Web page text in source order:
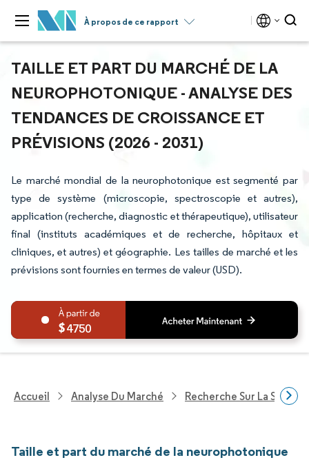
À propos de ce rapport
TAILLE ET PART DU MARCHÉ DE LA
NEUROPHOTONIQUE - ANALYSE DES
TENDANCES DE CROISSANCE ET
PRÉVISIONS (2026 - 2031)
Le marché mondial de la neurophotonique est segmenté par
type de système (microscopie, spectroscopie et autres),
application (recherche, diagnostic et thérapeutique), utilisateur
final (instituts académiques et de recherche, hôpitaux et
cliniques, et autres) et géographie. Les tailles de marché et les
prévisions sont fournies en termes de valeur (USD).
4750
Accueil Analyse Du Marché Recherche Sur La Santé
Taille et part du marché de la neurophotonique